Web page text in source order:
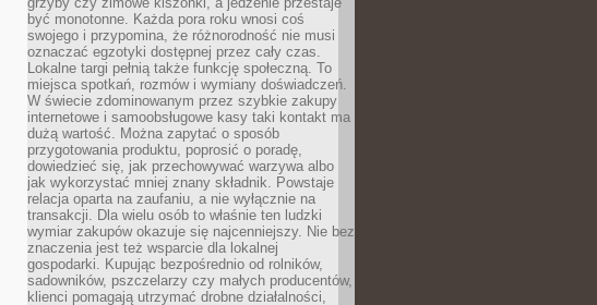
być monotonne. Każda pora roku wnosi coś
swojego i przypomina, że różnorodność nie musi
oznaczać egzotyki dostępnej przez cały czas.
Lokalne targi pełnią także funkcję społeczną. To
miejsca spotkań, rozmów i wymiany doświadczeń.
W świecie zdominowanym przez szybkie zakupy
internetowe i samoobsługowe kasy taki kontakt ma
dużą wartość. Można zapytać o sposób
przygotowania produktu, poprosić o poradę,
dowiedzieć się, jak przechowywać warzywa albo
jak wykorzystać mniej znany składnik. Powstaje
relacja oparta na zaufaniu, a nie wyłącznie na
transakcji. Dla wielu osób to właśnie ten ludzki
wymiar zakupów okazuje się najcenniejszy. Nie bez
znaczenia jest też wsparcie dla lokalnej
gospodarki. Kupując bezpośrednio od rolników,
sadowników, pszczelarzy czy małych producentów,
klienci pomagają utrzymać drobne działalności,